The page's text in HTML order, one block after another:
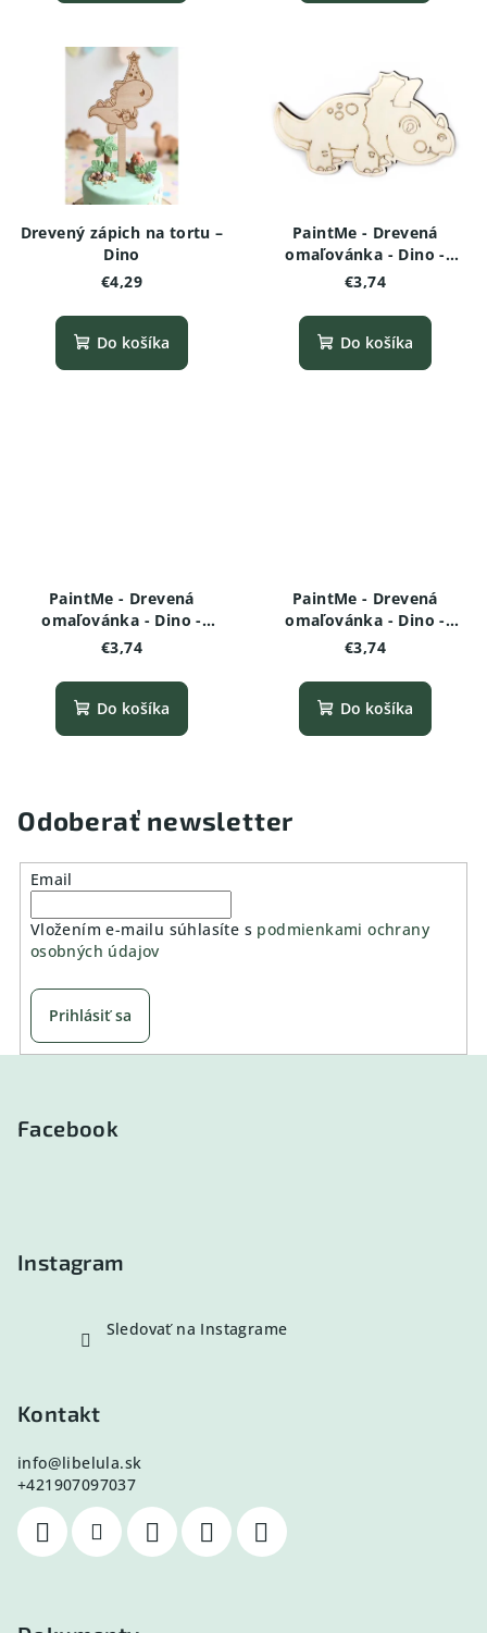
Drevený zápich na tortu –
Dino
€4,29
Do košíka
PaintMe - Drevená
omaľovánka - Dino -
Pachyrhinosaurus (baby)
€3,74
Do košíka
PaintMe - Drevená
omaľovánka - Dino -
Tyrannosaurus rex (baby)
€3,74
Do košíka
PaintMe - Drevená
omaľovánka - Dino -
Hungarosaurus
€3,74
Do košíka
Odoberať newsletter
Email
Vložením e-mailu súhlasíte s podmienkami ochrany
osobných údajov
Prihlásiť sa
Facebook
Instagram
Sledovať na Instagrame
Kontakt
info@libelula.sk
+421907097037